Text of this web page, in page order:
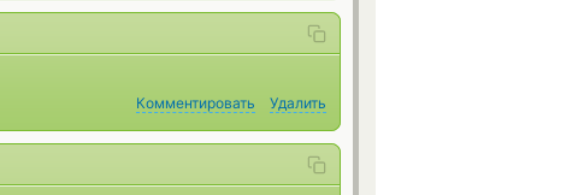
Комментировать Удалить